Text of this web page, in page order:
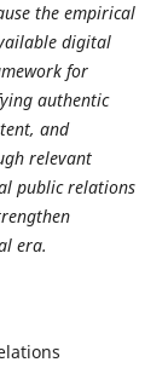
the empirical
digital
for
authentic
and
relevant
public relations
era.